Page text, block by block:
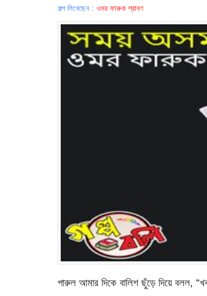
গল্প লিখেছেন : ওমর ফারুক শ্রাবণ
পারুল আমার দিকে বালিশ ছুঁড়ে দিয়ে বলল,